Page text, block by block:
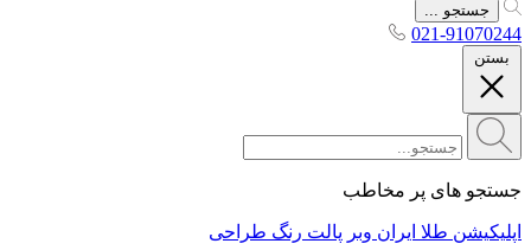
جستجو ...
021-91070244
بستن
جستجو های پر مخاطب
اپلیکیشن طلا ایران وبر پالت رنگ طراحی